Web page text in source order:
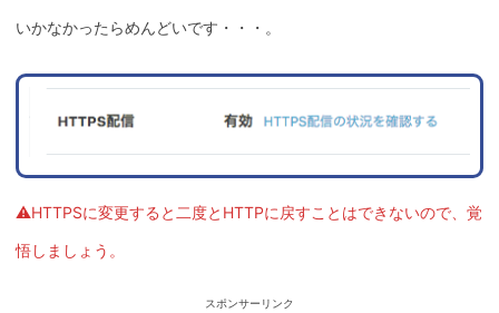
いかなかったらめんどいです・・・。
⚠HTTPSに変更すると二度とHTTPに戻すことはできないので、覚
悟しましょう。
スポンサーリンク